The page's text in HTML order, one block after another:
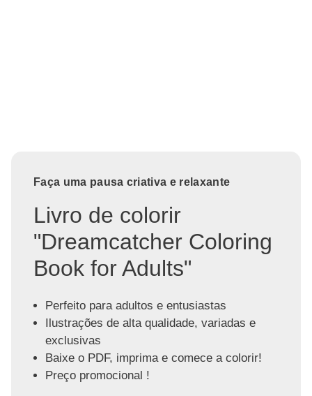
Faça uma pausa criativa e relaxante
Livro de colorir
"Dreamcatcher Coloring
Book for Adults"
Perfeito para adultos e entusiastas
Ilustrações de alta qualidade, variadas e
exclusivas
Baixe o PDF, imprima e comece a colorir!
Preço promocional !